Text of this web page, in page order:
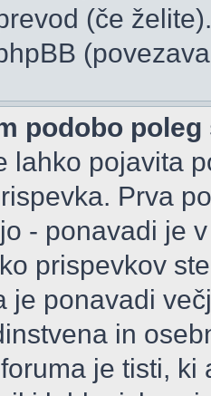
(če
podobo
lahko pojavita
Prva
- ponavadi je
prispevkov
je ponavadi
in
je tisti,